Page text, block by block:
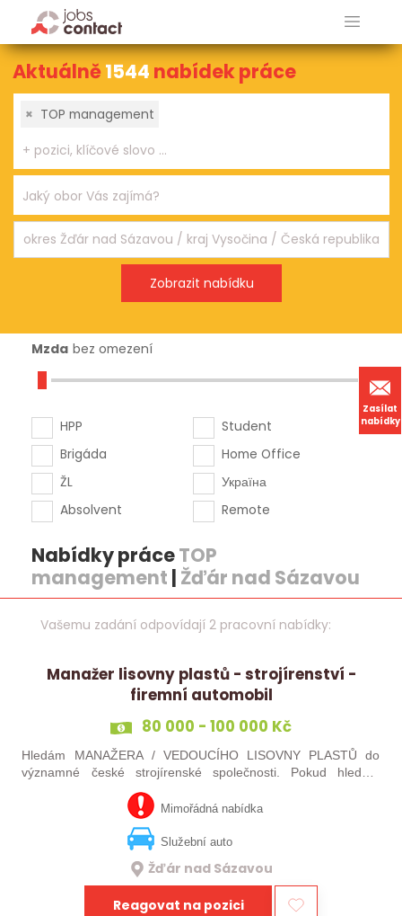
Zasílat
nabídky
Aktuálně1544 nabídek práce
× TOP management
Mzda bez omezení
HPP
Brigáda
ŽL
Absolvent
Student
Home Office
Україна
Remote
Nabídky práceTOP
management | Žďár nad Sázavou
Vašemu zadání odpovídají 2 pracovní nabídky:
Manažer lisovny plastů - strojírenství -
firemní automobil
80 000 - 100 000 Kč
Hledám MANAŽERA / VEDOUCÍHO LISOVNY PLASTŮ do
významné české strojírenské společnosti. Pokud hledáte
novou pracovní výzvu, máte technického i obchodního ducha,
jste silný v komunikaci a máte…Mimořádná nabídka
Služební auto
Žďár nad Sázavou
Reagovat na pozici